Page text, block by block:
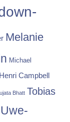
Melanie
Michael
Campbell
Bhatt Tobias
Uwe-